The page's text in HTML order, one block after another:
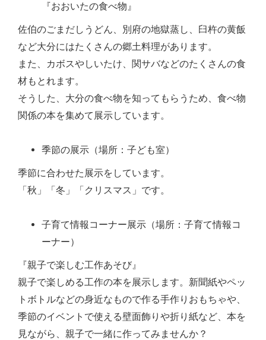
『おおいたの食べ物』
佐伯のごまだしうどん、別府の地獄蒸し、臼杵の黄飯
など大分にはたくさんの郷土料理があります。
また、カボスやしいたけ、関サバなどのたくさんの食
材もとれます。
そうした、大分の食べ物を知ってもらうため、食べ物
関係の本を集めて展示しています。
季節の展示（場所：子ども室）
季節に合わせた展示をしています。
「秋」「冬」「クリスマス」です。
子育て情報コーナー展示（場所：子育て情報コ
ーナー）
『親子で楽しむ工作あそび』
親子で楽しめる工作の本を展示します。新聞紙やペッ
トボトルなどの身近なもので作る手作りおもちゃや、
季節のイベントで使える壁面飾りや折り紙など、本を
見ながら、親子で一緒に作ってみませんか？